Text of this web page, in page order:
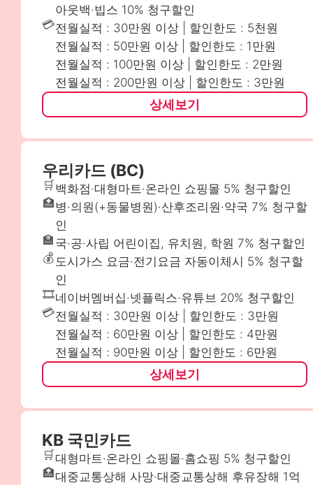
아웃백·빕스 10% 청구할인
💳전월실적 : 30만원 이상 | 할인한도 : 5천원
전월실적 : 50만원 이상 | 할인한도 : 1만원
전월실적 : 100만원 이상 | 할인한도 : 2만원
전월실적 : 200만원 이상 | 할인한도 : 3만원
상세보기
우리카드 (BC)
🛒백화점·대형마트·온라인 쇼핑몰 5% 청구할인
🏥병·의원(+동물병원)·산후조리원·약국 7% 청구할
인
🏫 국·공·사립 어린이집, 유치원, 학원 7% 청구할인
💰도시가스 요금·전기요금 자동이체시 5% 청구할
인
🎞️네이버멤버십·넷플릭스·유튜브 20% 청구할인
💳전월실적 : 30만원 이상 | 할인한도 : 3만원
전월실적 : 60만원 이상 | 할인한도 : 4만원
전월실적 : 90만원 이상 | 할인한도 : 6만원
상세보기
KB 국민카드
🛒대형마트·온라인 쇼핑몰·홈쇼핑 5% 청구할인
🏥대중교통상해 사망·대중교통상해 후유장해 1억